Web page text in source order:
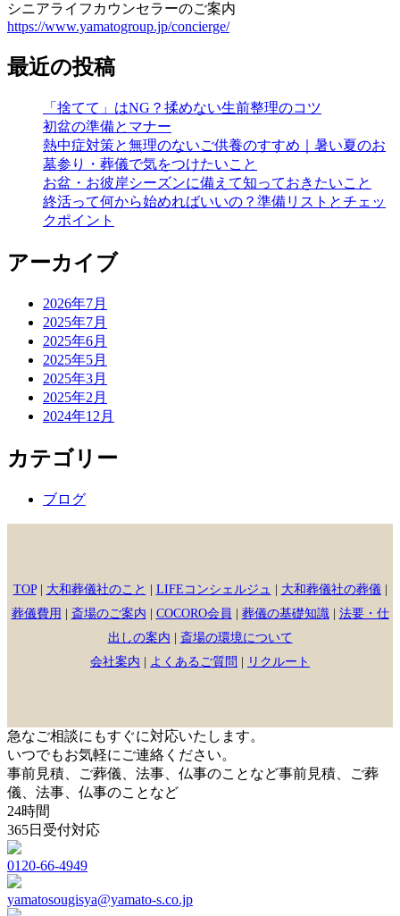
シニアライフカウンセラーのご案内
https://www.yamatogroup.jp/concierge/
最近の投稿
「捨てて」はNG？揉めない生前整理のコツ
初盆の準備とマナー
熱中症対策と無理のないご供養のすすめ｜暑い夏のお
墓参り・葬儀で気をつけたいこと
お盆・お彼岸シーズンに備えて知っておきたいこと
終活って何から始めればいいの？準備リストとチェッ
クポイント
アーカイブ
2026年7月
2025年7月
2025年6月
2025年5月
2025年3月
2025年2月
2024年12月
カテゴリー
ブログ
TOP| 大和葬儀社のこと | LIFEコンシェルジュ | 大和葬儀社の葬儀|
葬儀費用 | 斎場のご案内 | COCORO会員 | 葬儀の基礎知識| 法要・仕
出しの案内 | 斎場の環境について
会社案内 | よくあるご質問 | リクルート
急なご相談にもすぐに対応いたします。
いつでもお気軽にご連絡ください。
事前見積、ご葬儀、法事、仏事のことなど事前見積、ご葬
儀、法事、仏事のことなど
24時間
365日受付対応
0120-66-4949
yamatosougisya@yamato-s.co.jp